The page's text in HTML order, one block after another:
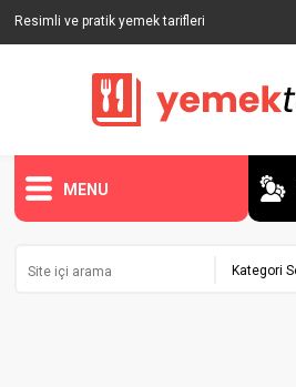
Resimli ve pratik yemek tarifleri
MENU